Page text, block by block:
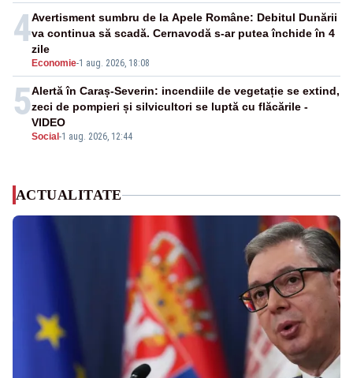
4
Economie-1 aug. 2026, 18:08
Avertisment sumbru de la Apele Române: Debitul Dunării
va continua să scadă. Cernavodă s-ar putea închide în 4
zile
5
Social -1 aug. 2026, 12:44
Alertă în Caraș-Severin: incendiile de vegetație se extind,
zeci de pompieri și silvicultori se luptă cu flăcările -
VIDEO
ACTUALITATE